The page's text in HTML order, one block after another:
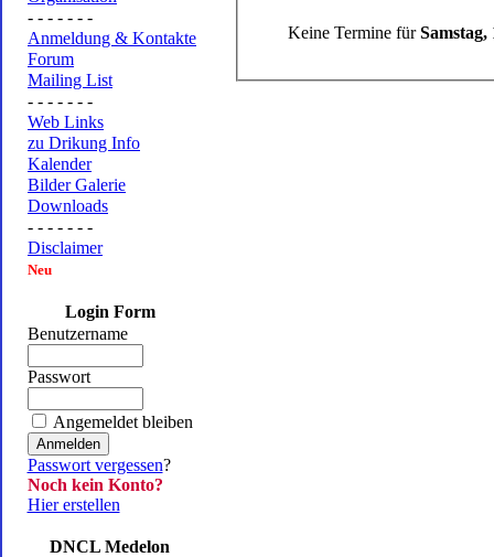
- - - - - - -
Anmeldung & Kontakte
Forum
Mailing List
- - - - - - -
Web Links
zu Drikung Info
Kalender
Bilder Galerie
Downloads
- - - - - - -
Disclaimer
Neu
Login Form
Benutzername
Passwort
Angemeldet bleiben
Passwort vergessen?
Noch kein Konto?
Hier erstellen
DNCL Medelon
Keine Termine fürSamstag,